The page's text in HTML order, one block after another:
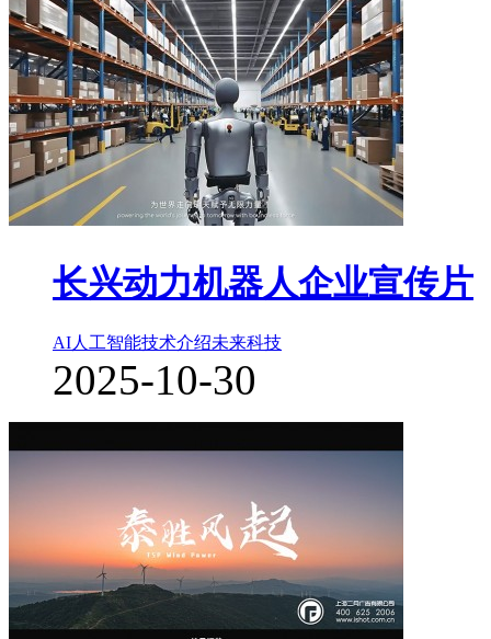
长兴动力机器人企业宣传片
AI人工智能技术介绍未来科技
2025-10-30